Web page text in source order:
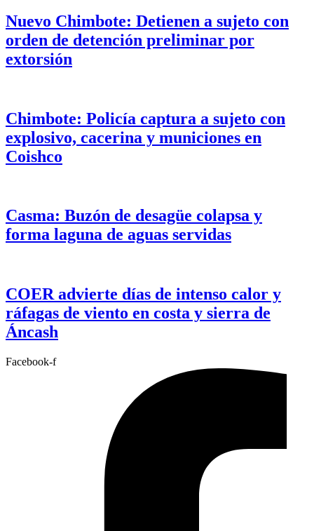
Nuevo Chimbote: Detienen a sujeto con
orden de detención preliminar por
extorsión
Chimbote: Policía captura a sujeto con
explosivo, cacerina y municiones en
Coishco
Casma: Buzón de desagüe colapsa y
forma laguna de aguas servidas
COER advierte días de intenso calor y
ráfagas de viento en costa y sierra de
Áncash
Facebook-f